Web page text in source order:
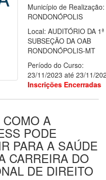
Município de Realização:
RONDONÓPOLIS
Local: AUDITÓRIO DA 1ª
SUBSEÇÃO DA OAB
RONDONÓPOLIS-MT
Período do Curso:
23/11/2023 até 23/11/
Inscrições Encerradas
COMO A
PODE
PARA A SAÚDE
CARREIRA DO
DE DIREITO